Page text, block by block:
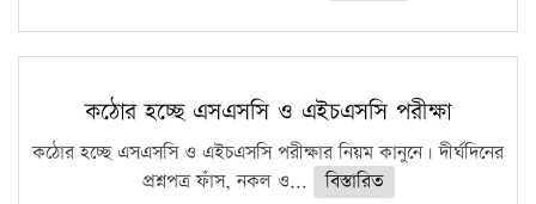
কঠোর হচ্ছে এসএসসি ও এইচএসসি পরীক্ষা
কঠোর হচ্ছে এসএসসি ও এইচএসসি পরীক্ষার নিয়ম কানুনে। দীর্ঘদিনের
প্রশ্নপত্র ফাঁস, নকল ও...
বিস্তারিত